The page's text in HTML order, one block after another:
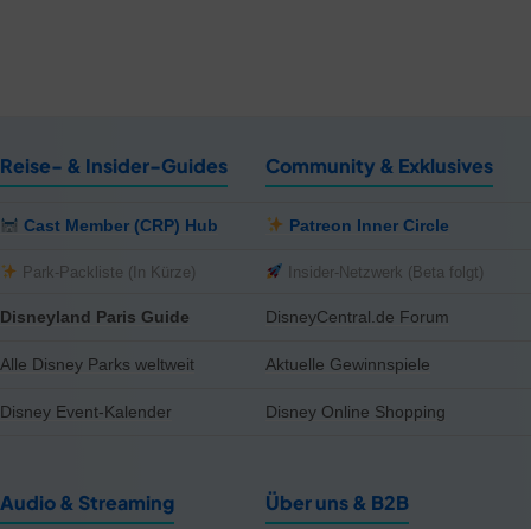
Reise- & Insider-Guides
Cast Member (CRP) Hub
Park-Packliste (In Kürze)
Disneyland Paris Guide
Alle Disney Parks weltweit
Disney Event-Kalender
Community & Exklusives
Patreon Inner Circle
Insider-Netzwerk (Beta folgt)
DisneyCentral.de Forum
Aktuelle Gewinnspiele
Disney Online Shopping
Audio & Streaming Über uns & B2B